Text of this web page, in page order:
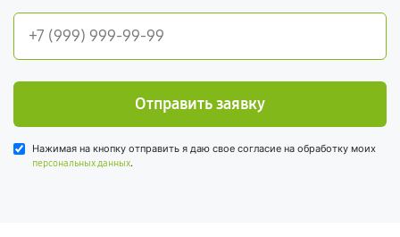
Отправить заявку
Нажимая на кнопку отправить я даю свое согласие на обработку моих
персональных данных.